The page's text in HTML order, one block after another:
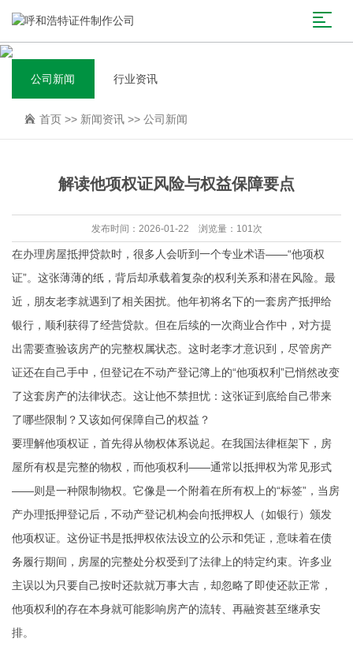
公司新闻 行业资讯
首页 >> 新闻资讯 >> 公司新闻
解读他项权证风险与权益保障要点
发布时间：2026-01-22 浏览量：101次
在办理房屋抵押贷款时，很多人会听到一个专业术语——“他项权
证”。这张薄薄的纸，背后却承载着复杂的权利关系和潜在风险。最
近，朋友老李就遇到了相关困扰。他年初将名下的一套房产抵押给
银行，顺利获得了经营贷款。但在后续的一次商业合作中，对方提
出需要查验该房产的完整权属状态。这时老李才意识到，尽管房产
证还在自己手中，但登记在不动产登记簿上的“他项权利”已悄然改变
了这套房产的法律状态。这让他不禁担忧：这张证到底给自己带来
了哪些限制？又该如何保障自己的权益？
要理解他项权证，首先得从物权体系说起。在我国法律框架下，房
屋所有权是完整的物权，而他项权利——通常以抵押权为常见形式
——则是一种限制物权。它像是一个附着在所有权上的“标签”，当房
产办理抵押登记后，不动产登记机构会向抵押权人（如银行）颁发
他项权证。这份证书是抵押权依法设立的公示和凭证，意味着在债
务履行期间，房屋的完整处分权受到了法律上的特定约束。许多业
主误以为只要自己按时还款就万事大吉，却忽略了即使还款正常，
他项权利的存在本身就可能影响房产的流转、再融资甚至继承安
排。